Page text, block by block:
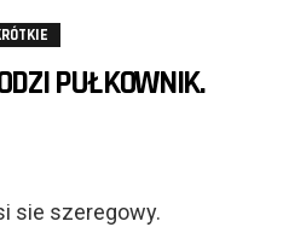
PUŁKOWNIK.
sie szeregowy.